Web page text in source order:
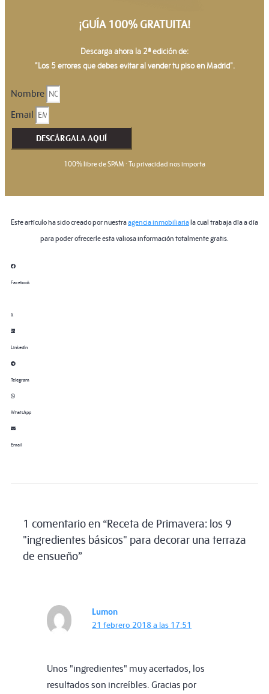
¡GUÍA 100% GRATUITA!
Descarga ahora la 2ª edición de:
"Los 5 errores que debes evitar al vender tu piso en Madrid".
Nombre
Email
DESCÁRGALA AQUÍ
100% libre de SPAM · Tu privacidad nos importa
Este artículo ha sido creado por nuestraagencia inmobiliariala cual trabaja día a día
para poder ofrecerle esta valiosa información totalmente gratis.
Facebook
X
LinkedIn
Telegram
WhatsApp
Email
1 comentario en “Receta de Primavera: los 9
"ingredientes básicos" para decorar una terraza
de ensueño”
Lumon
21 febrero 2018 a las 17:51
Unos "ingredientes" muy acertados, los
resultados son increíbles. Gracias por